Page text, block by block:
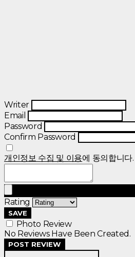
Writer
Email
Password
Confirm Password
개인정보 수집 및 이용에 동의합니다.
Rating
SAVE
Photo Review
No Reviews Have Been Created.
POST REVIEW